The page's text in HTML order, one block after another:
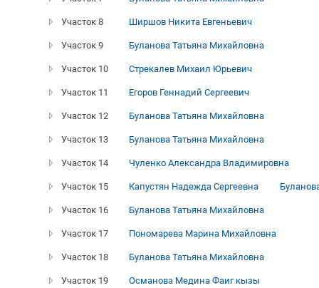
Участок 8 Ширшов Никита Евгеньевич
Участок 9 Буланова Татьяна Михайловна
Участок 10 Стрекалев Михаил Юрьевич
Участок 11 Егоров Геннадий Сергеевич
Участок 12 Буланова Татьяна Михайловна
Участок 13 Буланова Татьяна Михайловна
Участок 14 Чуленко Александра Владимировна
Участок 15 Капустян Надежда Сергеевна
Участок 16 Буланова Татьяна Михайловна
Участок 17 Пономарева Марина Михайловна
Участок 18 Буланова Татьяна Михайловна
Участок 19 Османова Медина Фаиг кызы